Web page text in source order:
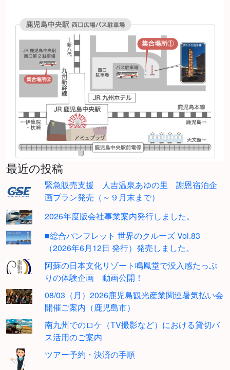
最近の投稿
緊急販売支援 人吉温泉あゆの里 謝恩宿泊企
画プラン発売（～９月末まで）
2026年度版会社事業案内発行しました。
■総合パンフレット 世界のクルーズ Vol.83
（2026年6月12日 発行）発売しました。
阿蘇の日本文化リゾート鳴鳳堂で没入感たっぷ
りの体験企画 動画公開！
08/03（月）2026鹿児島観光産業関連暑気払い会
開催ご案内（鹿児島市）
南九州でのロケ（TV撮影など）における貸切バ
ス活用のご案内
ツアー予約・決済の手順